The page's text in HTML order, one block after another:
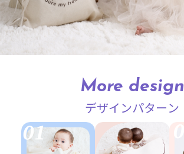
More design
デザインパターン